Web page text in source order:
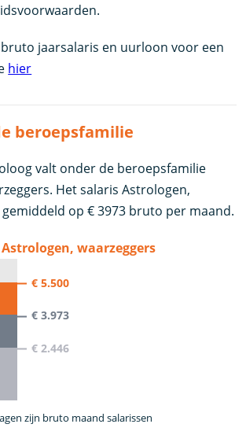
jaarsalaris en uurloon voor een
hier
beroepsfamilie
valt onder de beroepsfamilie
Het salaris Astrologen,
op € 3973 bruto per maand.
waarzeggers
€ 5.500
€ 3.973
€ 2.446
zijn bruto maand salarissen